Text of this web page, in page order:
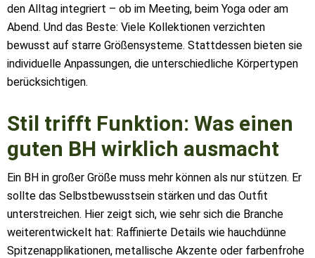
den Alltag integriert – ob im Meeting, beim Yoga oder am
Abend. Und das Beste: Viele Kollektionen verzichten
bewusst auf starre Größensysteme. Stattdessen bieten sie
individuelle Anpassungen, die unterschiedliche Körpertypen
berücksichtigen.
Stil trifft Funktion: Was einen
guten BH wirklich ausmacht
Ein BH in großer Größe muss mehr können als nur stützen. Er
sollte das Selbstbewusstsein stärken und das Outfit
unterstreichen. Hier zeigt sich, wie sehr sich die Branche
weiterentwickelt hat: Raffinierte Details wie hauchdünne
Spitzenapplikationen, metallische Akzente oder farbenfrohe